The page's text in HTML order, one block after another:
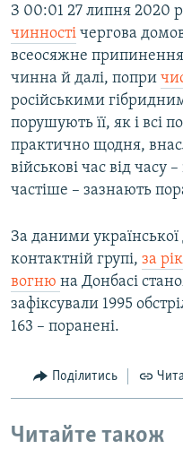
З 00:01 27 липня 2020
чинності чергова
всеосяжне
чинна й далі, попри
російськими
порушують її, як і всі
практично щодня,
військові час від часу
частіше – зазнають
За даними української
контактній групі, за
вогню на Донбасі
зафіксували 1995
163 – поранені.
Поділитись
Читайте також